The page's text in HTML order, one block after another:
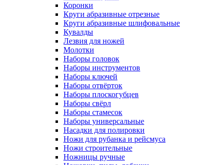
Коронки
Круги абразивные отрезные
Круги абразивные шлифовальные
Кувалды
Лезвия для ножей
Молотки
Наборы головок
Наборы инструментов
Наборы ключей
Наборы отвёрток
Наборы плоскогубцев
Наборы свёрл
Наборы стамесок
Наборы универсальные
Насадки для полировки
Ножи для рубанка и рейсмуса
Ножи строительные
Ножницы ручные